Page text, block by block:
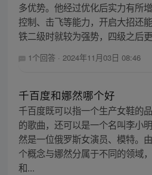
多优势。他经过优化后实力有所
控制、击飞等能力，开启大招还
铁二级时就较为强势，四级之后
1个回答 · 2024年11月03日 08:46
千百度和娜然哪个好
千百度既可以指一个生产女鞋的
的歌曲，还可以是一个名叫李小
然是一位俄罗斯女演员、模特。
个概念与娜然分属于不同的领域
和...